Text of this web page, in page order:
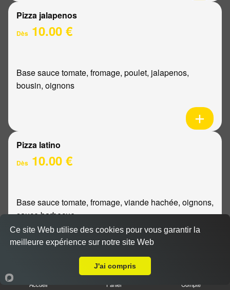
Pizza jalapenos
Dès 10.00 €
Base sauce tomate, fromage, poulet, jalapenos,
bousin, oignons
Pizza latino
Dès 10.00 €
Base sauce tomate, fromage, viande hachée, oignons,
sauce barbecue
Accueil Panier Compte
Ce site Web utilise des cookies pour vous garantir la
meilleure expérience sur notre site Web
J'ai compris